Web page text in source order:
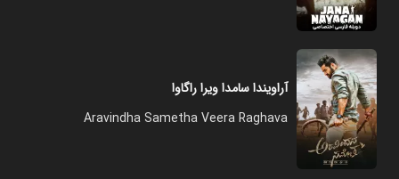
آراویندا سامدا ویرا راگاوا
Aravindha Sametha Veera Raghava